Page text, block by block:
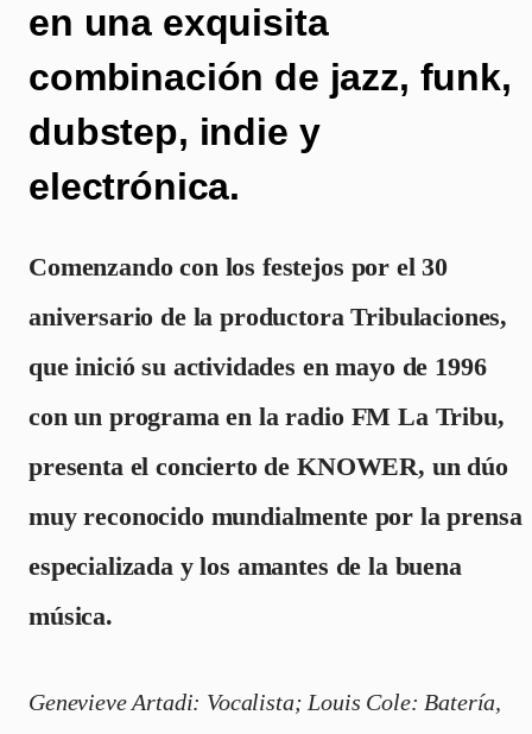
en una exquisita
combinación de jazz, funk,
dubstep, indie y
electrónica.
Comenzando con los festejos por el 30
aniversario de la productora Tribulaciones,
que inició su actividades en mayo de 1996
con un programa en la radio FM La Tribu,
presenta el concierto de KNOWER, un dúo
muy reconocido mundialmente por la prensa
especializada y los amantes de la buena
música.
Genevieve Artadi: Vocalista; Louis Cole: Batería,